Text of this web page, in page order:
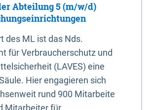
Abteilung 5 (m/w/d)
des ML ist das Nds.
für Verbraucherschutz und
(LAVES) eine
Hier engagieren sich
rund 900 Mitarbeite